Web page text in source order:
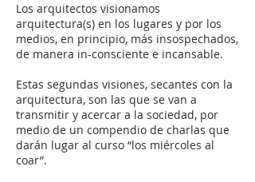
Los arquitectos visionamos
arquitectura(s) en los lugares y por los
medios, en principio, más insospechados,
de manera in-consciente e incansable.
Estas segundas visiones, secantes con la
arquitectura, son las que se van a
transmitir y acercar a la sociedad, por
medio de un compendio de charlas que
darán lugar al curso “los miércoles al
coar”.